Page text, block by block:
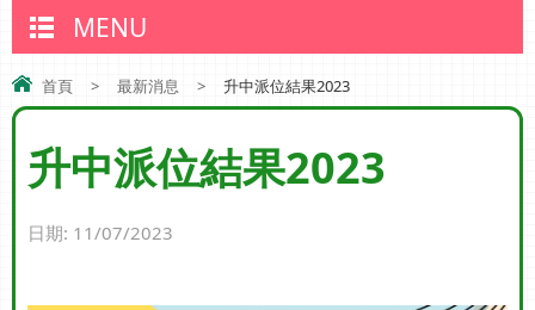
MENU
首頁 > 最新消息 > 升中派位結果2023
升中派位結果2023
日期: 11/07/2023